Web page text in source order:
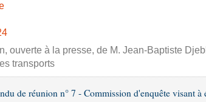
ouverte à la presse, de M. Jean-Baptiste
transports
de réunion n° 7 - Commission d'enquête visant à